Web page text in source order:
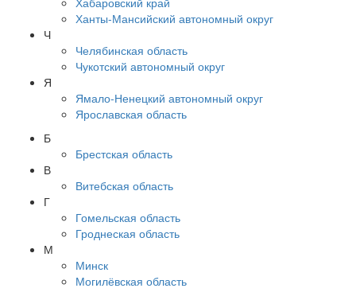
Ханты-Мансийский автономный округ
Ч
Челябинская область
Чукотский автономный округ
Я
Ямало-Ненецкий автономный округ
Ярославская область
Б
Брестская область
В
Витебская область
Г
Гомельская область
Гроднеская область
М
Минск
Могилёвская область